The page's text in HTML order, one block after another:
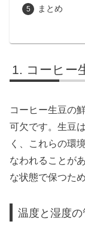
まとめ
コーヒー
コーヒー生豆の
可欠です。生豆
く、これらの環
なわれることが
な状態で保つた
温度と湿度の